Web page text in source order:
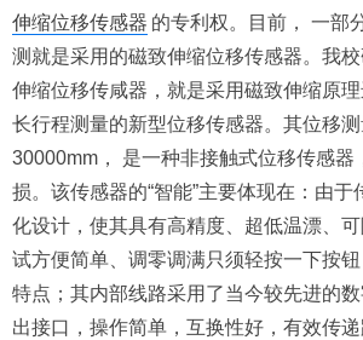
伸缩位移传感器 的专利权。目前， 一部
测就是采用的磁致伸缩位移传感器。我
伸缩位移传咸器，就是采用磁致伸缩原
长行程测量的新型位移传感器。其位移
30000mm， 是一种非接触式位移传感器
损。该传感器的“智能”主要体现在：由
化设计，使其具有高精度、超低温漂、
试方便简单、调零调满只须轻按一下按
特点；其内部线路采用了当今较先进的
出接口，操作简单，互换性好，有效传递